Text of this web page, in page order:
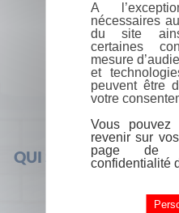
QUI SOMMES-NOUS ?
A
nécessaires
du site
certaines
mesure
et
peuvent être
votre
Vous
revenir sur
page de
confidentialité